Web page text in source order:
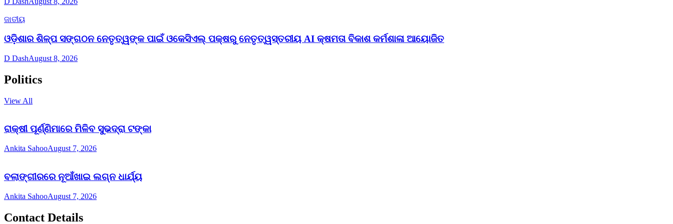
ଜାତୀୟ
ଓଡ଼ିଶାର ଶିଳ୍ପ ସଙ୍ଗଠନ ନେତୃତ୍ୱଙ୍କ ପାଇଁ ଓକେସିଏଲ୍ ପକ୍ଷରୁ ନେତୃତ୍ୱସ୍ତରୀୟ AI କ୍ଷମତା ବିକାଶ କର୍ମଶାଳା ଆୟୋଜିତ
D DashAugust 8, 2026
Politics
View All
ରାକ୍ଷୀ ପୂର୍ଣ୍ଣିମାରେ ମିଳିବ ସୁଭଦ୍ରା ଟଙ୍କା
Ankita SahooAugust 7, 2026
ବଲାଙ୍ଗୀରରେ ନୂଆଁଖାଇ ଲଗ୍ନ ଧାର୍ଯ୍ୟ
Ankita SahooAugust 7, 2026
Contact Details